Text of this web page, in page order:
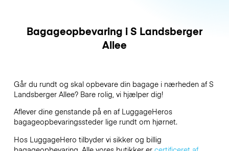
Bagageopbevaring i S Landsberger
Allee
Går du rundt og skal opbevare din bagage i nærheden af S
Landsberger Allee? Bare rolig, vi hjælper dig!
Aflever dine genstande på en af LuggageHeros
bagageopbevaringssteder lige rundt om hjørnet.
Hos LuggageHero tilbyder vi sikker og billig